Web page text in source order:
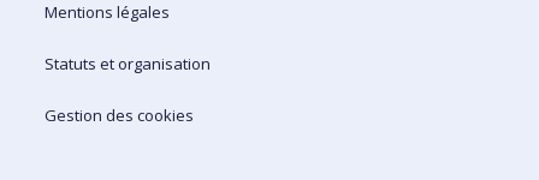
Mentions légales
Statuts et organisation
Gestion des cookies